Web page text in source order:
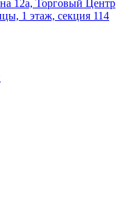
12а, Торговый Центр
1 этаж, секция 114